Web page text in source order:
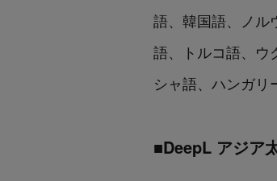
語、韓国語、ノル
語、トルコ語、ウ
シャ語、ハンガ
■DeepL アジア